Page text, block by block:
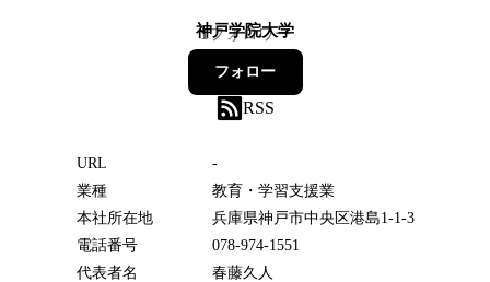
神戸学院大学
1フォロワー
フォロー
RSS
URL
-
業種
教育・学習支援業
本社所在地
兵庫県神戸市中央区港島1-1-3
電話番号
078-974-1551
代表者名
春藤久人